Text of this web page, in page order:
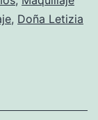
, Doña Letizia